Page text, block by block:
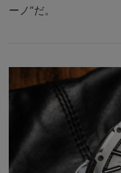
ーノ”だ。